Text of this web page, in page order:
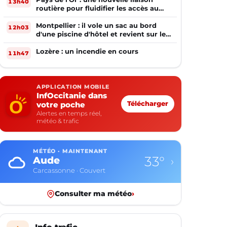
routière pour fluidifier les accès au
PIOM
12h03
Montpellier : il vole un sac au bord
d'une piscine d'hôtel et revient sur les
lieux le lendemain
11h47 Lozère : un incendie en cours
APPLICATION MOBILE
InfOccitanie dans
votre poche
Alertes en temps réel,
météo & trafic
Télécharger
MÉTÉO · MAINTENANT
Aude
Carcassonne · Couvert
33° ›
Consulter ma météo›